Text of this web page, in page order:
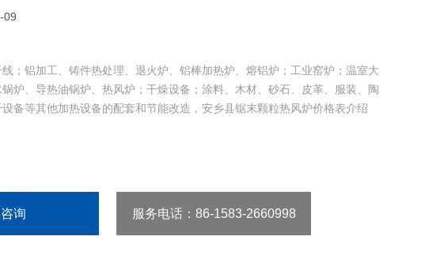
09
；铝加工、铸件热处理、退火炉、铝棒加热炉、熔铝炉；工业窑炉；温室大
炉、导热油锅炉、热风炉；干燥设备；涂料、木材、砂石、皮革、服装、陶
备等其他加热设备的配套和节能改造，安乡县锯末颗粒热风炉价格表介绍
询 服务电话：86-1583-2660998